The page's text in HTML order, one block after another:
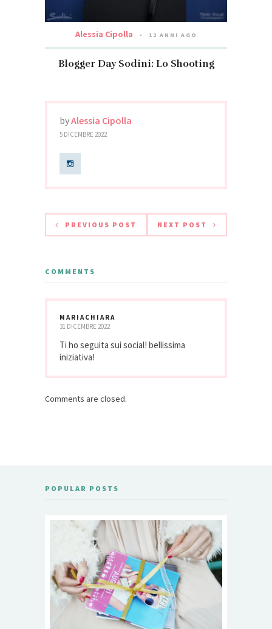
Alessia Cipolla 12 ANNI AGO
Blogger Day Sodini: Lo Shooting
byAlessia Cipolla
5 DICEMBRE 2022
PREVIOUS POST NEXT POST
COMMENTS
MARIACHIARA
31 DICEMBRE 2022
Ti ho seguita sui social! bellissima
iniziativa!
Comments are closed.
POPULAR POSTS